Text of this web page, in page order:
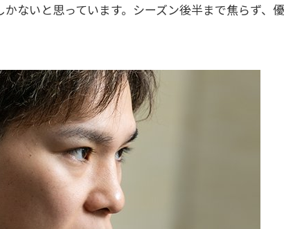
ないと思っています。シーズン後半まで焦らず、